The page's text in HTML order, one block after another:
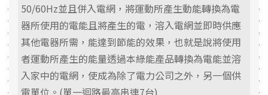
50/60Hz並且併入電網，將運動所產生動能轉換為電
器所使用的電能且將產生的電，溶入電網並即時供應
其他電器所需，能達到節能的效果，也就是說將使用
者運動所產生的能量透過本綠能產品轉換為電能並溶
入家中的電網，使成為除了電力公司之外，另一個供